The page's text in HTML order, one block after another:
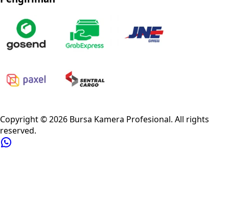
Copyright ©2026 Bursa Kamera Profesional. All rights
reserved.